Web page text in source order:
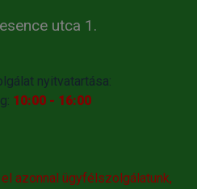
utca 1.
nyitvatartása:
10:00 - 16:00
azonnal ügyfélszolgálatunk,